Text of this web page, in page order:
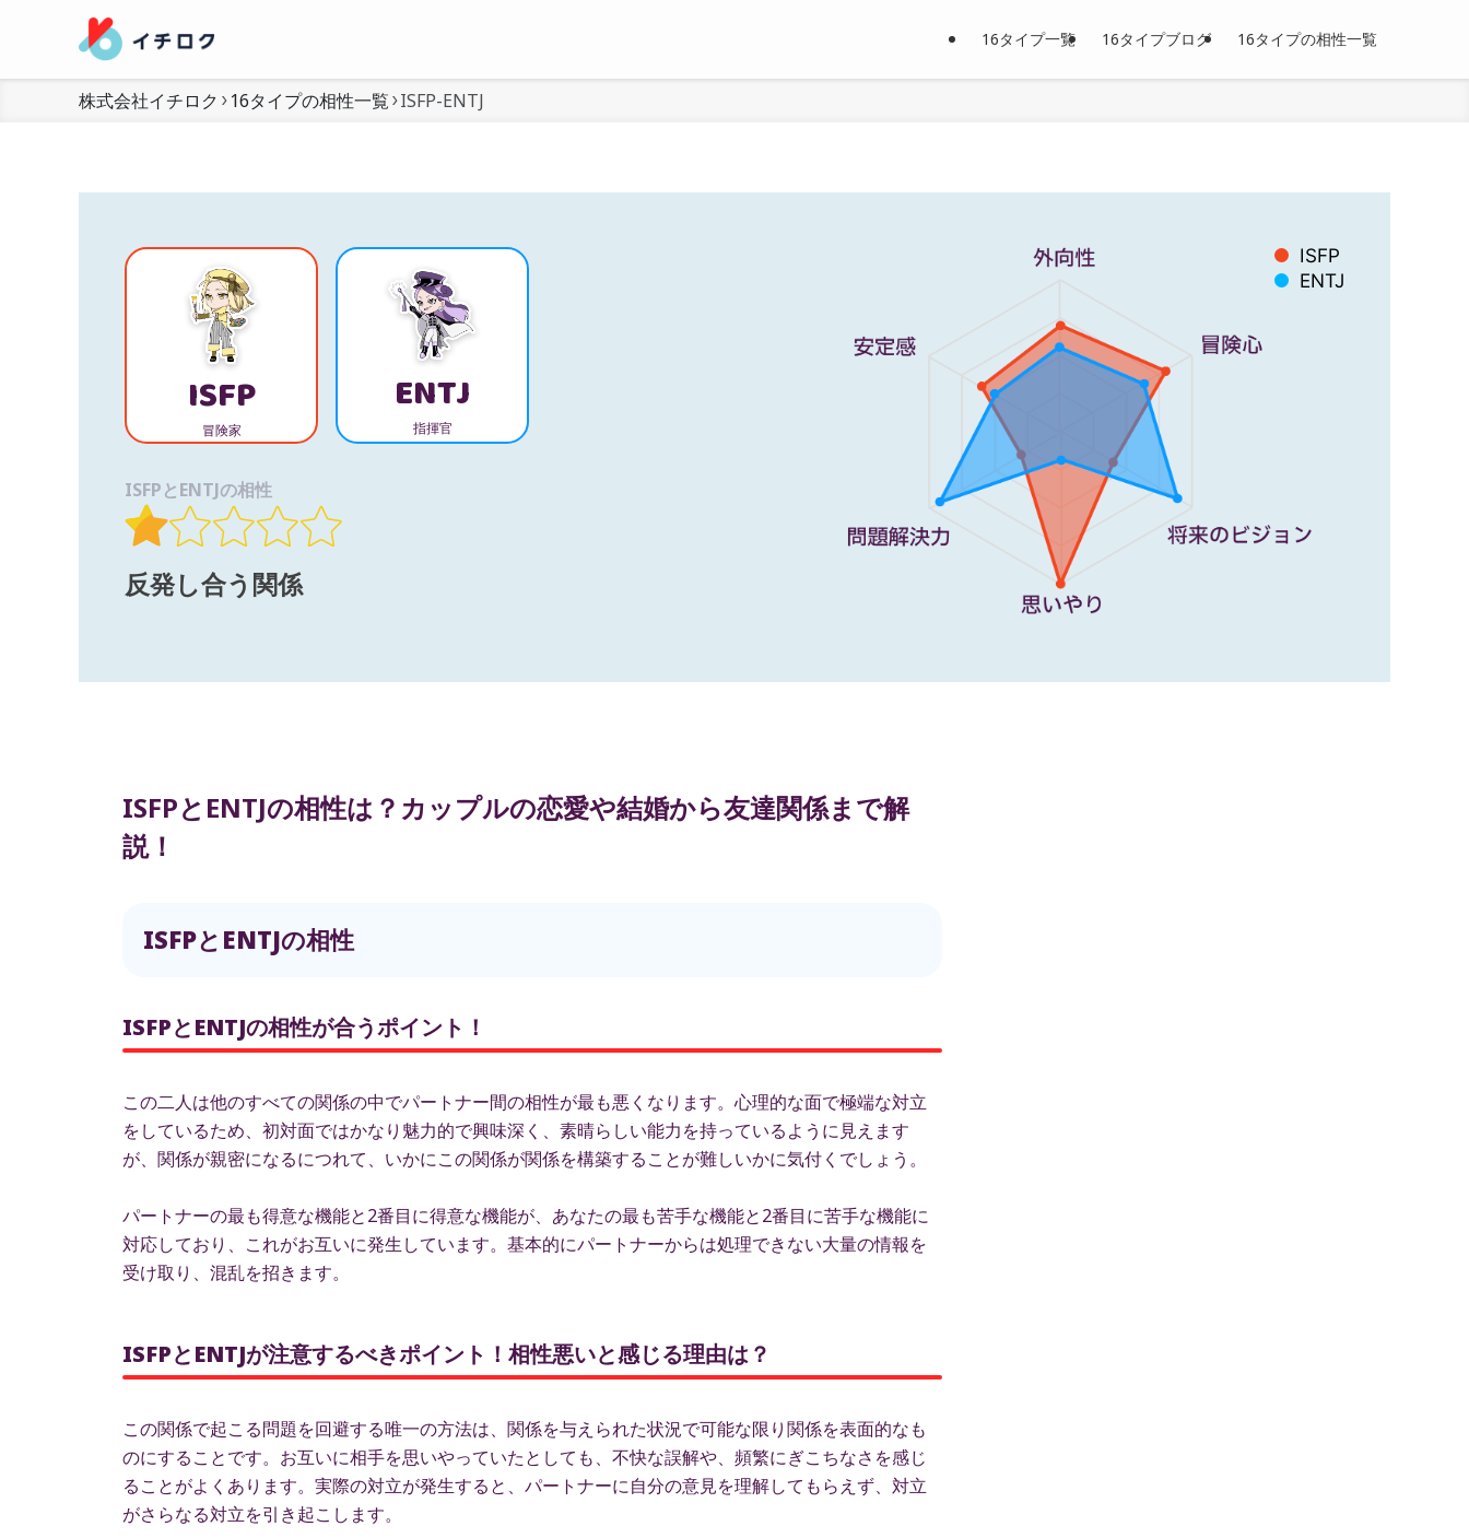
16タイプ一覧 16タイプブログ 16タイプの相性一覧
株式会社イチロク 16タイプの相性一覧 ISFP-ENTJ
ISFP
冒険家
ENTJ
指揮官
ISFPとENTJの相性
反発し合う関係
ISFP
ENTJ
ISFPとENTJの相性は？カップルの恋愛や結婚から友達関係まで解
説！
ISFPとENTJの相性
ISFPとENTJの相性が合うポイント！
この二人は他のすべての関係の中でパートナー間の相性が最も悪くなります。心理的な面で極端な対立
をしているため、初対面ではかなり魅力的で興味深く、素晴らしい能力を持っているように見えます
が、関係が親密になるにつれて、いかにこの関係が関係を構築することが難しいかに気付くでしょう。
パートナーの最も得意な機能と2番目に得意な機能が、あなたの最も苦手な機能と2番目に苦手な機能に
対応しており、これがお互いに発生しています。基本的にパートナーからは処理できない大量の情報を
受け取り、混乱を招きます。
ISFPとENTJが注意するべきポイント！相性悪いと感じる理由は？
この関係で起こる問題を回避する唯一の方法は、関係を与えられた状況で可能な限り関係を表面的なも
のにすることです。お互いに相手を思いやっていたとしても、不快な誤解や、頻繁にぎこちなさを感じ
ることがよくあります。実際の対立が発生すると、パートナーに自分の意見を理解してもらえず、対立
がさらなる対立を引き起こします。